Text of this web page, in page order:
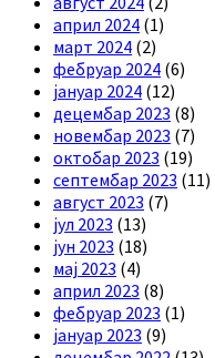
април 2024 (1)
март 2024 (2)
фебруар 2024 (6)
јануар 2024 (12)
децембар 2023 (8)
новембар 2023 (7)
октобар 2023 (19)
септембар 2023 (11)
август 2023 (7)
јул 2023 (13)
јун 2023 (18)
мај 2023 (4)
април 2023 (8)
фебруар 2023 (1)
јануар 2023 (9)